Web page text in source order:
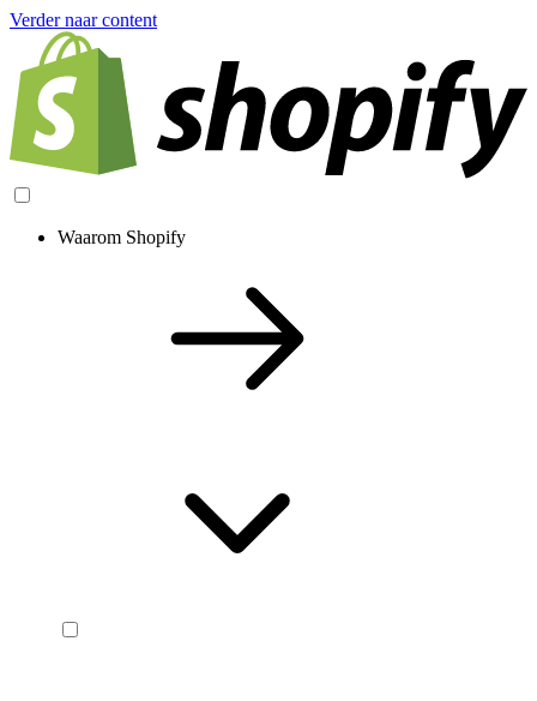
Verder naar content
Waarom Shopify